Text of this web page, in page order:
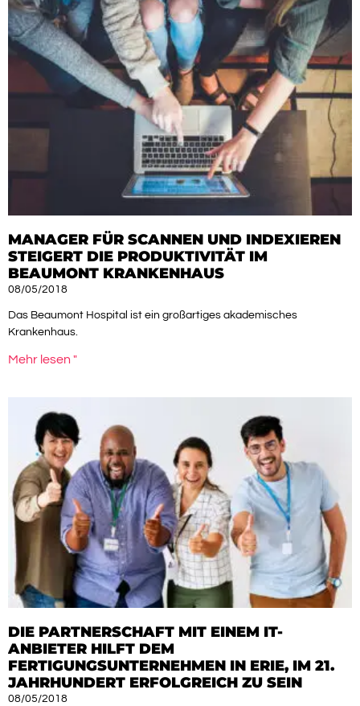
MANAGER FÜR SCANNEN UND INDEXIEREN
STEIGERT DIE PRODUKTIVITÄT IM
BEAUMONT KRANKENHAUS
08/05/2018
Das Beaumont Hospital ist ein großartiges akademisches
Krankenhaus.
Mehr lesen "
DIE PARTNERSCHAFT MIT EINEM IT-
ANBIETER HILFT DEM
FERTIGUNGSUNTERNEHMEN IN ERIE, IM 21.
JAHRHUNDERT ERFOLGREICH ZU SEIN
08/05/2018